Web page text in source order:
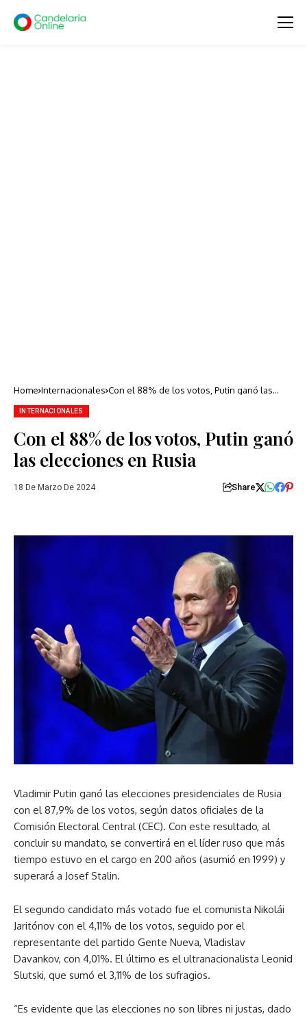
Home Internacionales Con el 88% de los votos, Putin ganó las
INTERNACIONALES
Con el 88% de los votos, Putin ganó
las elecciones en Rusia
18 De Marzo De 2024 Share
Vladimir Putin ganó las elecciones presidenciales de Rusia
con el 87,9% de los votos, según datos oficiales de la
Comisión Electoral Central (CEC). Con este resultado, al
concluir su mandato, se convertirá en el líder ruso que más
tiempo estuvo en el cargo en 200 años (asumió en 1999) y
superará a Josef Stalin.
El segundo candidato más votado fue el comunista Nikolái
Jaritónov con el 4,11% de los votos, seguido por el
representante del partido Gente Nueva, Vladislav
Davankov, con 4,01%. El último es el ultranacionalista Leonid
Slutski, que sumó el 3,11% de los sufragios.
“Es evidente que las elecciones no son libres ni justas, dado